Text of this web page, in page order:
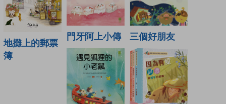
地攤上的郵票
簿
門牙阿上小傳 三個好朋友